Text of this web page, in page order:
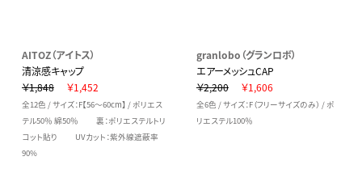
AITOZ（アイトス）
清涼感キャップ
￥1,848
￥1,452
全12色 / サイズ：F【56～60cm】 / ポリエス
テル50％ 綿50％ 裏：ポリエステルトリ
コット貼り UVカット：紫外線遮蔽率
90%
granlobo（グランロボ）
エアーメッシュCAP
￥2,200
￥1,606
全6色 / サイズ：F（フリーサイズのみ） / ポ
リエステル100％